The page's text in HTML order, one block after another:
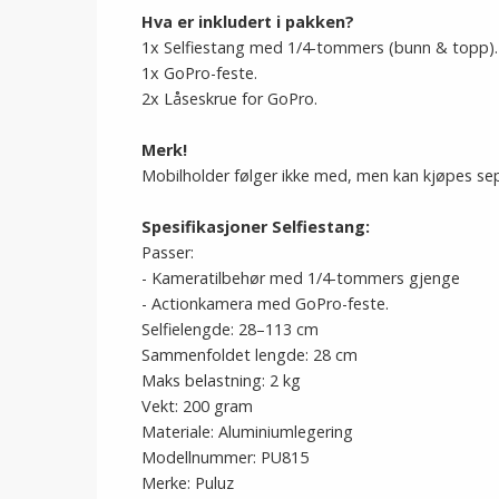
Hva er inkludert i pakken?
1x Selfiestang med 1/4-tommers (bunn & topp).
1x GoPro-feste.
2x Låseskrue for GoPro.
Merk!
Mobilholder følger ikke med, men kan kjøpes
Spesifikasjoner Selfiestang:
Passer:
- Kameratilbehør med 1/4-tommers gjenge
- Actionkamera med GoPro-feste.
Selfielengde: 28–113 cm
Sammenfoldet lengde: 28 cm
Maks belastning: 2 kg
Vekt: 200 gram
Materiale: Aluminiumlegering
Modellnummer: PU815
Merke: Puluz